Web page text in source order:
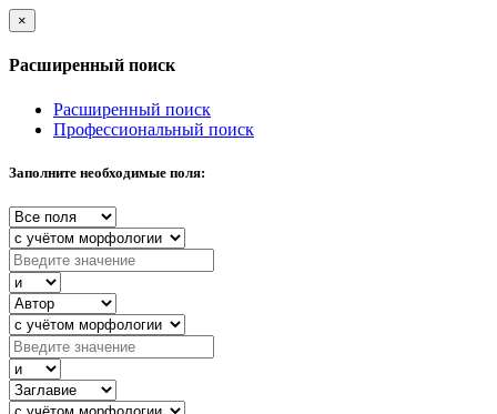
×
Расширенный поиск
Расширенный поиск
Профессиональный поиск
Заполните необходимые поля: